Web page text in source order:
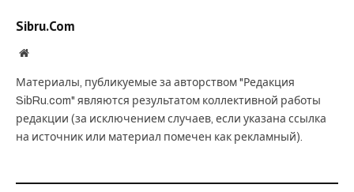
Sibru.Com
Website
Материалы, публикуемые за авторством "Редакция
SibRu.com" являются результатом коллективной работы
редакции (за исключением случаев, если указана ссылка
на источник или материал помечен как рекламный).